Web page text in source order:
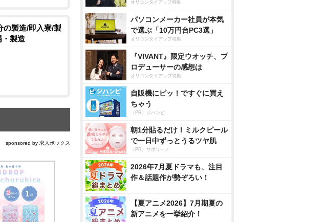
の製造/即入寮/製
・製造
sponsored by 求人ボックス
オリコンタイアップ特集
パソコンメーカー社員が本気
で選ぶ「10万円台PC3選」
オリコンタイアップ特集
『VIVANT』限定ウオッチ、プ
ロデューサーの感想は
オリコンタイアップ特集
自販機にピッ！ですぐに買え
ちゃう
（PR）ジハンピ
朝1分貼るだけ！ミルクピール
で一日中ずっとうるツヤ肌
（PR）サボリーノ
2026年7月夏ドラマも、注目
作＆話題作が勢ぞろい！
【夏アニメ2026】7月期夏の
新アニメを一挙紹介！